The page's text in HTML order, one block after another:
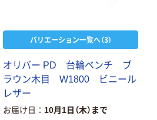
バリエーション一覧へ（3）
オリバー PD 台輪ベンチ ブ
ラウン木目 W1800 ビニール
レザー
お届け日 10月1日（木）まで